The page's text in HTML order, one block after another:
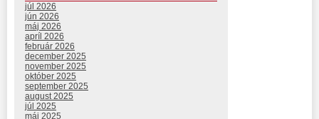
júl 2026
jún 2026
máj 2026
apríl 2026
február 2026
december 2025
november 2025
október 2025
september 2025
august 2025
júl 2025
máj 2025